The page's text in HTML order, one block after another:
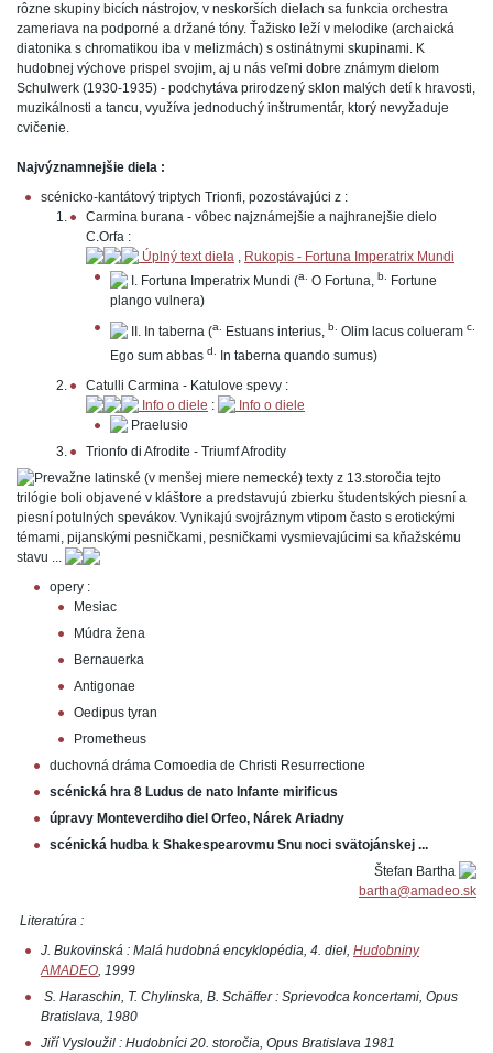
rôzne skupiny bicích nástrojov, v neskorších dielach sa funkcia orchestra
zameriava na podporné a držané tóny. Ťažisko leží v melodike (archaická
diatonika s chromatikou iba v melizmách) s ostinátnymi skupinami. K
hudobnej výchove prispel svojim, aj u nás veľmi dobre známym dielom
Schulwerk (1930-1935) - podchytáva prirodzený sklon malých detí k hravosti,
muzikálnosti a tancu, využíva jednoduchý inštrumentár, ktorý nevyžaduje
cvičenie.
Najvýznamnejšie diela :
scénicko-kantátový triptych Trionfi, pozostávajúci z :
Carmina burana - vôbec najznámejšie a najhranejšie dielo
C.Orfa :
Úplný text diela , Rukopis - Fortuna Imperatrix Mundi
I. Fortuna Imperatrix Mundi (a. O Fortuna,b. Fortune
plango vulnera)
II. In taberna (a. Estuans interius,b. Olim lacus colueramc.
Ego sum abbasd.
In taberna quando sumus)
Catulli Carmina - Katulove spevy :
Info o diele :
Info o diele
Praelusio
Trionfo di Afrodite - Triumf Afrodity
Prevažne latinské (v menšej miere nemecké) texty z 13.storočia tejto
trilógie boli objavené v kláštore a predstavujú zbierku študentských piesní a
piesní potulných spevákov. Vynikajú svojráznym vtipom často s erotickými
témami, pijanskými pesničkami, pesničkami vysmievajúcimi sa kňažskému
stavu ...
opery :
Mesiac
Múdra žena
Bernauerka
Antigonae
Oedipus tyran
Prometheus
duchovná dráma Comoedia de Christi Resurrectione
scénická hra 8 Ludus de nato Infante mirificus
úpravy Monteverdiho diel Orfeo, Nárek Ariadny
scénická hudba k Shakespearovmu Snu noci svätojánskej ...
Štefan Bartha
bartha@amadeo.sk
Literatúra :
J. Bukovinská : Malá hudobná encyklopédia, 4. diel,Hudobniny
AMADEO, 1999
S. Haraschin, T. Chylinska, B. Schäffer : Sprievodca koncertami, Opus
Bratislava, 1980
Jiří Vysloužil : Hudobníci 20. storočia, Opus Bratislava 1981